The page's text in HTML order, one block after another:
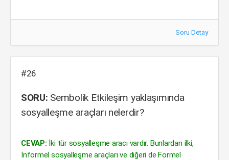
Soru Detay
#26
SORU: Sembolik Etkileşim yaklaşımında
sosyalleşme araçları nelerdir?
CEVAP: İki tür sosyalleşme aracı vardır. Bunlardan ilki,
İnformel sosyalleşme araçları ve diğeri de Formel